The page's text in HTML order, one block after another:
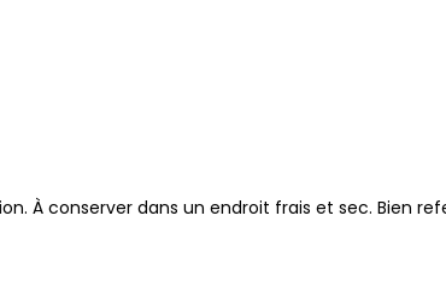
À conserver dans un endroit frais et sec. Bien